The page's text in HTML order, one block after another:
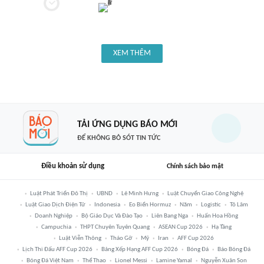
XEM THÊM
TẢI ỨNG DỤNG BÁO MỚI
ĐỂ KHÔNG BỎ SÓT TIN TỨC
Điều khoản sử dụng Chính sách bảo mật
Luật Phát Triển Đô Thị UBND Lê Minh Hưng
Luật Chuyển Giao Công Nghệ
Luật Giao Dịch Điện Tử
Indonesia Eo Biển Hormuz Năm Logistic
Tô Lâm
Doanh Nghiệp
Bộ Giáo Dục Và Đào Tạo Liên Bang Nga
Huấn Hoa Hồng
Campuchia
THPT Chuyên Tuyên Quang ASEAN Cup 2026
Hạ Tầng
Luật Viễn Thông
Tháo Gỡ Mỹ Iran
AFF Cup 2026
Lịch Thi Đấu AFF Cup 2026
Bảng Xếp Hạng AFF Cup 2026 Bóng Đá
Báo Bóng Đá
Bóng Đá Việt Nam
Thể Thao Lionel Messi Lamine Yamal Nguyễn Xuân Son